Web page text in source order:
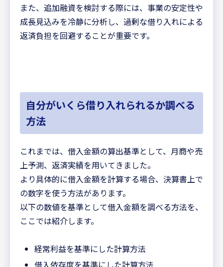
また、追加融資を検討する際には、事業の安定性や
成長見込みを冷静に分析し、過剰な借り入れによる
返済負担を回避することが重要です。
自分がいくら借り入れられるか調べる
方法
これまでは、借入金額の算出基準として、月商や売
上予測、返済実績を用いてきました。
より具体的に借入金額を計算する場合、決算書上で
の数字を使う方法があります。
以下の数値を基準として借入金額を調べる方法を、
ここでは紹介します。
経常利益を基準にした計算方法
借入依存度を基準にした計算方法